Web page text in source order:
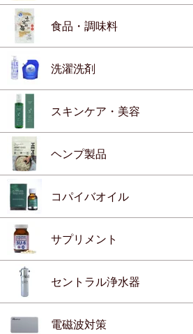
食品・調味料
洗濯洗剤
スキンケア・美容
ヘンプ製品
コパイバオイル
サプリメント
セントラル浄水器
電磁波対策